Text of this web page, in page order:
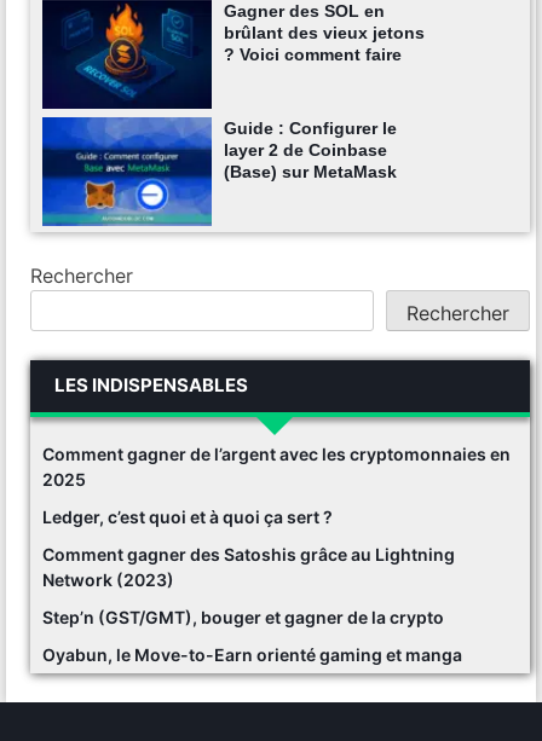
Gagner des SOL en
brûlant des vieux jetons
? Voici comment faire
Guide : Configurer le
layer 2 de Coinbase
(Base) sur MetaMask
Rechercher
Rechercher
LES INDISPENSABLES
Comment gagner de l’argent avec les cryptomonnaies en
2025
Ledger, c’est quoi et à quoi ça sert ?
Comment gagner des Satoshis grâce au Lightning
Network (2023)
Step’n (GST/GMT), bouger et gagner de la crypto
Oyabun, le Move-to-Earn orienté gaming et manga